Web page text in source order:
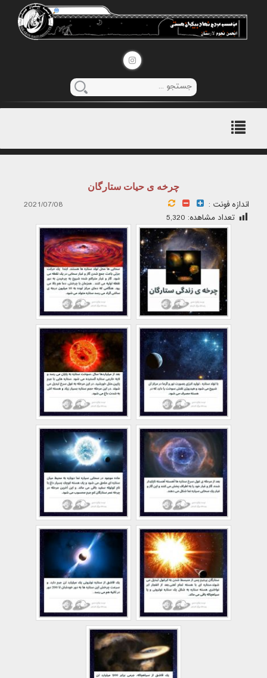
منوی
اصلی
چرخه ی حیات ستارگان
اندازه فونت :
2021/07/08
تعداد مشاهده: 5,320